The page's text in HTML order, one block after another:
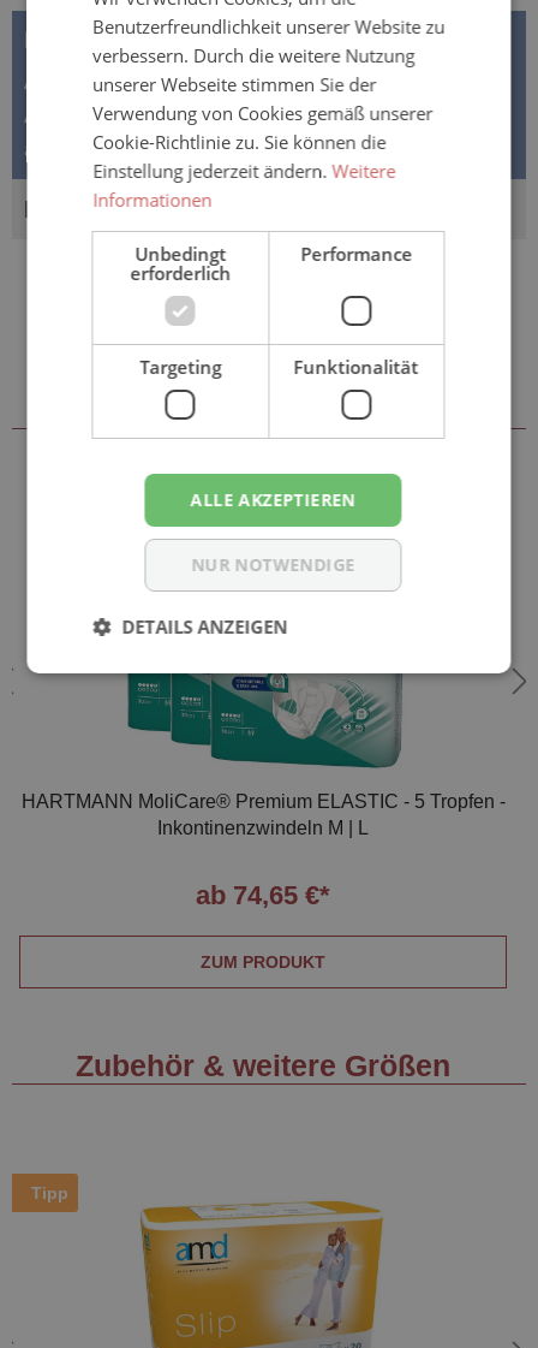
BESCHREIBUNG
AMD Slip Normal M | L - Windeln mit Klebeverschlüssen
Anwendung bei: leichte bis mittlerer Inkontinenz Die
amd Slip NORMAL…Mehr
BEWERTUNGEN
Sie könnten auch an folgenden
Artikeln interessiert sein
HARTMANN MoliCare® Premium ELASTIC - 5 Tropfen -
Inkontinenzwindeln M | L
ab 74,65 €*
ZUM PRODUKT
Zubehör & weitere Größen
Tipp
Benutzerfreundlichkeit unserer Website zu
verbessern. Durch die weitere Nutzung
unserer Webseite stimmen Sie der
Verwendung von Cookies gemäß unserer
Cookie-Richtlinie zu. Sie können die
Einstellung jederzeit ändern.Weitere
Informationen
Unbedingt
erforderlich
Performance
Targeting Funktionalität
ALLE AKZEPTIEREN
NUR NOTWENDIGE
DETAILS ANZEIGEN